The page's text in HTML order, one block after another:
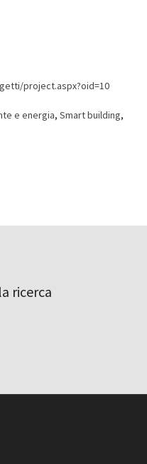
project.aspx?oid=10
e energia, Smart building,
ricerca